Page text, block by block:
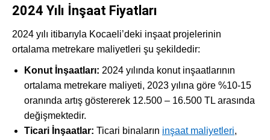
2024 Yılı İnşaat Fiyatları
2024 yılı itibarıyla Kocaeli’deki inşaat projelerinin
ortalama metrekare maliyetleri şu şekildedir:
Konut İnşaatları: 2024 yılında konut inşaatlarının
ortalama metrekare maliyeti, 2023 yılına göre %10-15
oranında artış göstererek 12.500 – 16.500 TL arasında
değişmektedir.
Ticari İnşaatlar: Ticari binaların inşaat maliyetleri,